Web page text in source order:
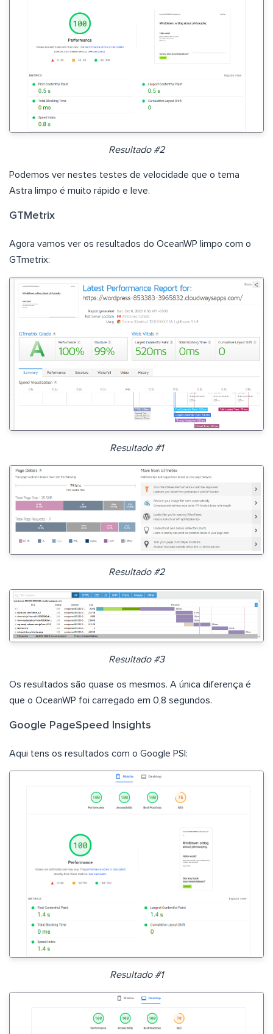
Resultado #2
Podemos ver nestes testes de velocidade que o tema
Astra limpo é muito rápido e leve.
GTMetrix
Agora vamos ver os resultados do OceanWP limpo com o
GTmetrix:
Resultado #1
Resultado #2
Resultado #3
Os resultados são quase os mesmos. A única diferença é
que o OceanWP foi carregado em 0,8 segundos.
Google PageSpeed Insights
Aqui tens os resultados com o Google PSI:
Resultado #1